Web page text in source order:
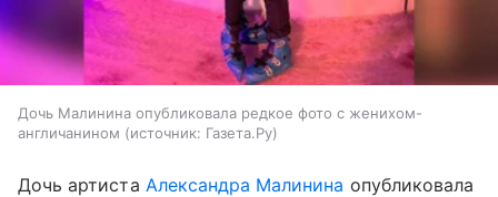
Дочь Малинина опубликовала редкое фото с женихом-
англичанином
источник: Газета.Ру
Дочь артиста Александра Малинина опубликовала